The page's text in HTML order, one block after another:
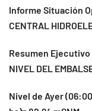
Informe Situación
CENTRAL
Resumen Ejecutivo
NIVEL DEL
Nivel de Ayer